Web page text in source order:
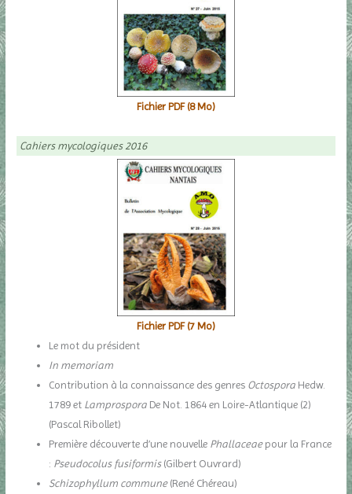
Fichier PDF (8 Mo)
Cahiers mycologiques 2016
Fichier PDF (7 Mo)
Le mot du président
In memoriam
Contribution à la connaissance des genres Octospora Hedw.
1789 et Lamprospora De Not. 1864 en Loire-Atlantique (2)
(Pascal Ribollet)
Première découverte d’une nouvelle Phallaceaepour la France
: Pseudocolus fusiformis(Gilbert Ouvrard)
Schizophyllum commune(René Chéreau)